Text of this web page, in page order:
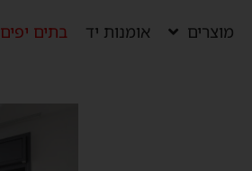
מוצרים אומנות יד בתים יפים